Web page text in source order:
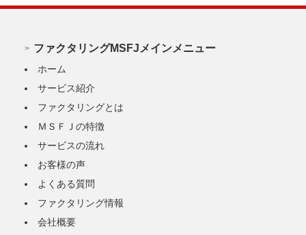
ファクタリングMSFJメインメニュー
ホーム
サービス紹介
ファクタリングとは
ＭＳＦＪの特徴
サービスの流れ
お客様の声
よくある質問
ファクタリング情報
会社概要